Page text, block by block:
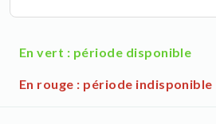
En vert : période disponible
En rouge : période indisponible